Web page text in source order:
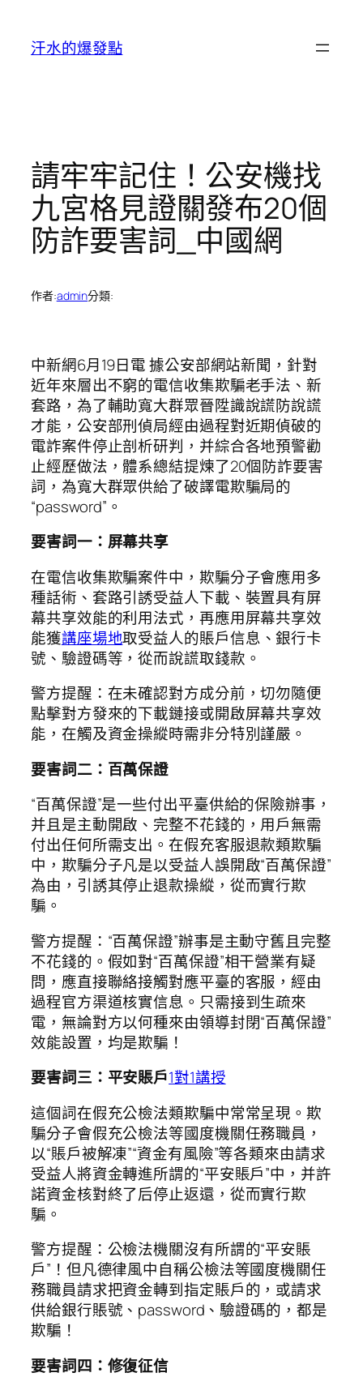
汗水的爆發點
請牢牢記住！公安機找
九宮格見證關發布20個
防詐要害詞_中國網
作者:admin分類:
中新網6月19日電 據公安部網站新聞，針對
近年來層出不窮的電信收集欺騙老手法、新
套路，為了輔助寬大群眾晉陞識說謊防說謊
才能，公安部刑偵局經由過程對近期偵破的
電詐案件停止剖析研判，并綜合各地預警勸
止經歷做法，體系總結提煉了20個防詐要害
詞，為寬大群眾供給了破譯電欺騙局的
“password”。
要害詞一：屏幕共享
在電信收集欺騙案件中，欺騙分子會應用多
種話術、套路引誘受益人下載、裝置具有屏
幕共享效能的利用法式，再應用屏幕共享效
能獲講座場地取受益人的賬戶信息、銀行卡
號、驗證碼等，從而說謊取錢款。
警方提醒：在未確認對方成分前，切勿隨便
點擊對方發來的下載鏈接或開啟屏幕共享效
能，在觸及資金操縱時需非分特別謹嚴。
要害詞二：百萬保證
“百萬保證”是一些付出平臺供給的保險辦事，
并且是主動開啟、完整不花錢的，用戶無需
付出任何所需支出。在假充客服退款類欺騙
中，欺騙分子凡是以受益人誤開啟“百萬保證”
為由，引誘其停止退款操縱，從而實行欺
騙。
警方提醒：“百萬保證”辦事是主動守舊且完整
不花錢的。假如對“百萬保證”相干營業有疑
問，應直接聯絡接觸對應平臺的客服，經由
過程官方渠道核實信息。只需接到生疏來
電，無論對方以何種來由領導封閉“百萬保證”
效能設置，均是欺騙！
要害詞三：平安賬戶1對1講授
這個詞在假充公檢法類欺騙中常常呈現。欺
騙分子會假充公檢法等國度機關任務職員，
以“賬戶被解凍”“資金有風險”等各類來由請求
受益人將資金轉進所謂的“平安賬戶”中，并許
諾資金核對終了后停止返還，從而實行欺
騙。
警方提醒：公檢法機關沒有所謂的“平安賬
戶”！但凡德律風中自稱公檢法等國度機關任
務職員請求把資金轉到指定賬戶的，或請求
供給銀行賬號、password、驗證碼的，都是
欺騙！
要害詞四：修復征信